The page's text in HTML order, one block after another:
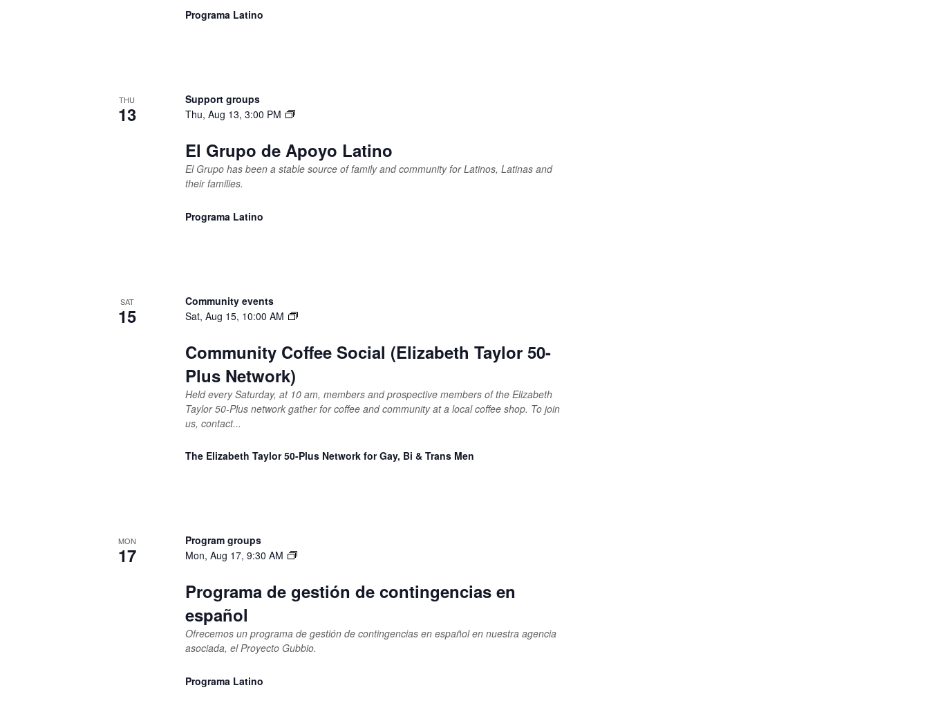
Programa Latino
THU
13
Support groups
El Grupo de Apoyo Latino
Thu, Aug 13, 3:00 PM
El Grupo has been a stable source of family and community for Latinos, Latinas and
their families.
Programa Latino
SAT
15
Community events
Community Coffee Social (Elizabeth Taylor 50-
Plus Network)
Sat, Aug 15, 10:00 AM
Held every Saturday, at 10 am, members and prospective members of the Elizabeth
Taylor 50-Plus network gather for coffee and community at a local coffee shop. To join
us, contact...
The Elizabeth Taylor 50-Plus Network for Gay, Bi & Trans Men
MON
17
Program groups
Programa de gestión de contingencias en
español
Mon, Aug 17, 9:30 AM
Ofrecemos un programa de gestión de contingencias en español en nuestra agencia
asociada, el Proyecto Gubbio.
Programa Latino